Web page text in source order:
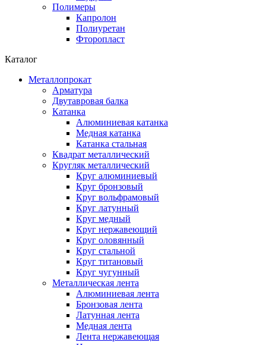
Полимеры
Капролон
Полиуретан
Фторопласт
Каталог
Металлопрокат
Арматура
Двутавровая балка
Катанка
Алюминиевая катанка
Медная катанка
Катанка стальная
Квадрат металлический
Кругляк металлический
Круг алюминиевый
Круг бронзовый
Круг вольфрамовый
Круг латунный
Круг медный
Круг нержавеющий
Круг оловянный
Круг стальной
Круг титановый
Круг чугунный
Металлическая лента
Алюминиевая лента
Бронзовая лента
Латунная лента
Медная лента
Лента нержавеющая